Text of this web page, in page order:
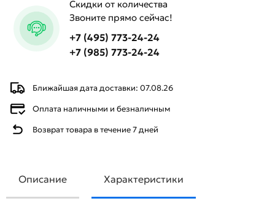
Ближайшая дата доставки: 07.08.26
Оплата наличными и безналичным
Возврат товара в течение 7 дней
Скидки от количества
Звоните прямо сейчас!
+7 (495) 773-24-24
+7 (985) 773-24-24
Описание Характеристики